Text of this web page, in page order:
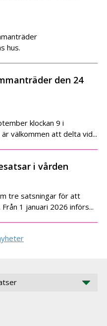
hus.
den 24
klockan 9 i
välkommen att delta vid...
i vården
tre satsningar för att
1 januari 2026 införs...